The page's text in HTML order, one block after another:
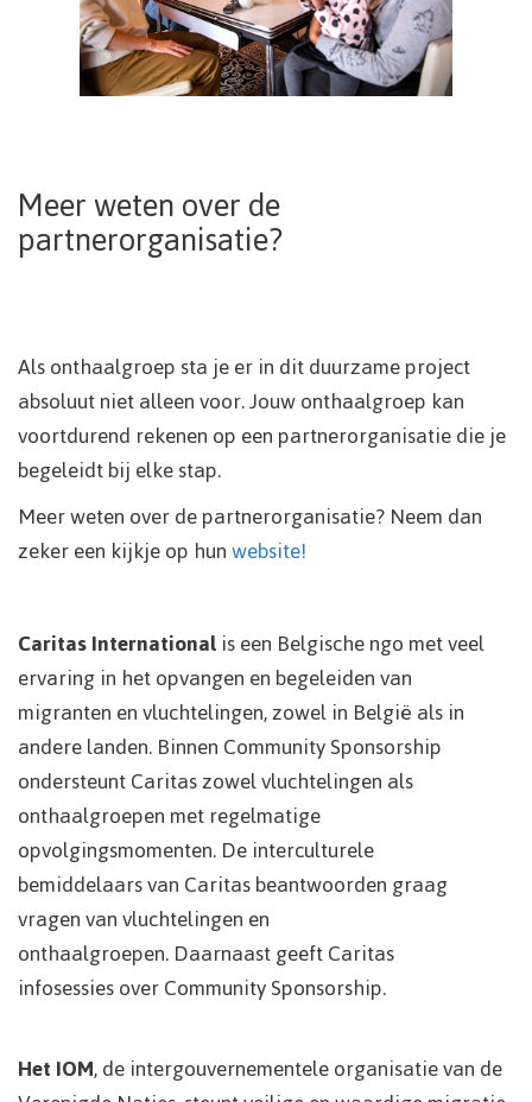
Meer weten over de
partnerorganisatie?
Als onthaalgroep sta je er in dit duurzame project
absoluut niet alleen voor. Jouw onthaalgroep kan
voortdurend rekenen op een partnerorganisatie die je
begeleidt bij elke stap.
Meer weten over de partnerorganisatie? Neem dan
zeker een kijkje op hunwebsite!
Caritas Internationalis een Belgische ngo met veel
ervaring in het opvangen en begeleiden van
migranten en vluchtelingen, zowel in België als in
andere landen. Binnen Community Sponsorship
ondersteunt Caritas zowel vluchtelingen als
onthaalgroepen met regelmatige
opvolgingsmomenten. De interculturele
bemiddelaars van Caritas beantwoorden graag
vragen van vluchtelingen en
onthaalgroepen.Daarnaast geeft Caritas
infosessies over Community Sponsorship.
Het IOM, de intergouvernementele organisatie van de